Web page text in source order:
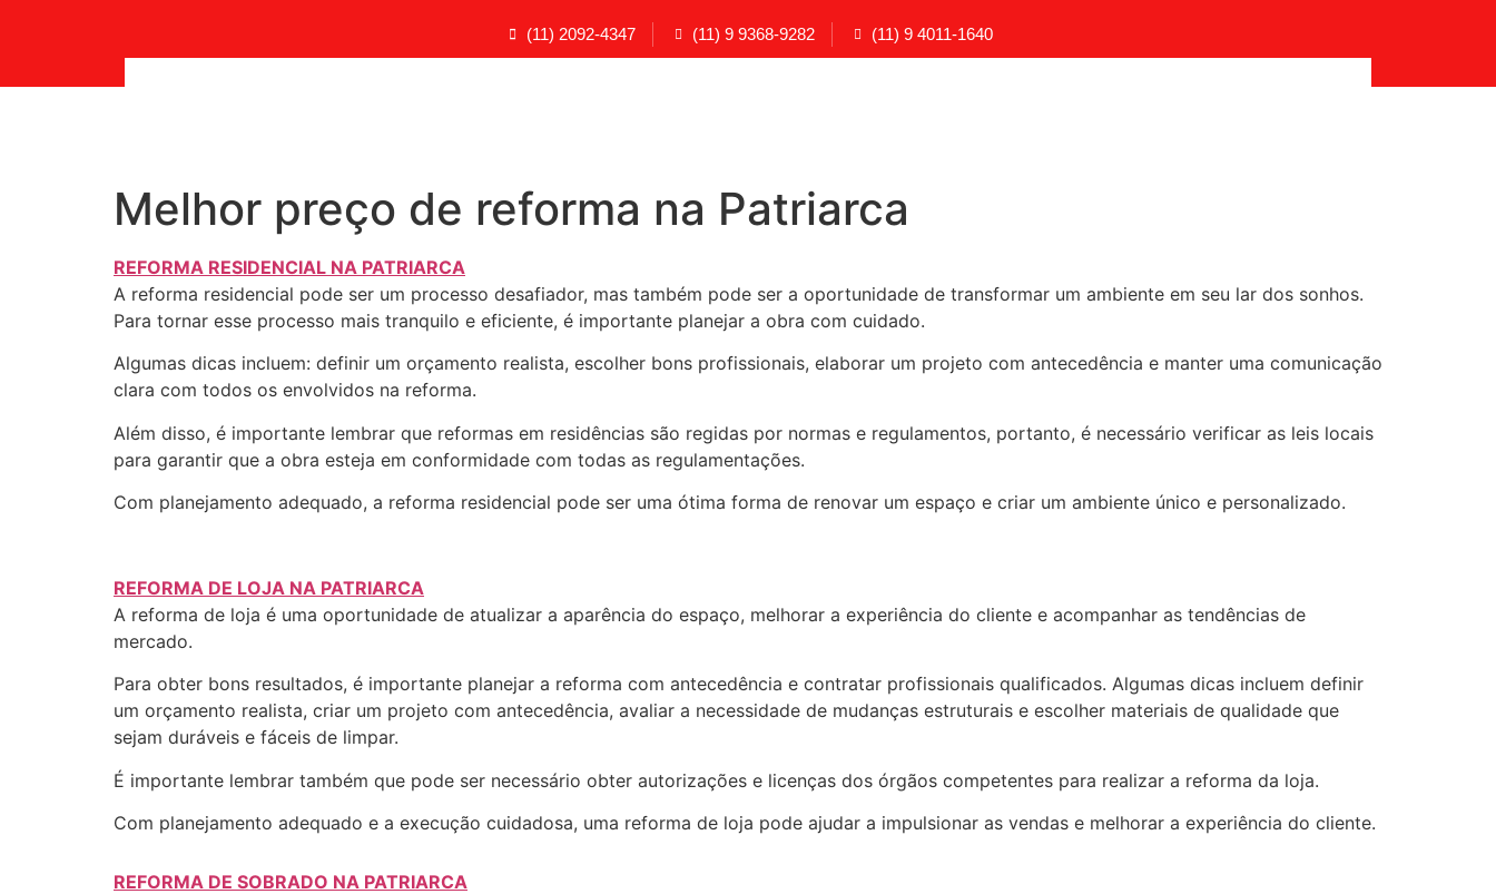
(11) 2092-4347 (11) 9 9368-9282 (11) 9 4011-1640
Melhor preço de reforma na Patriarca
REFORMA RESIDENCIAL NA PATRIARCA
A reforma residencial pode ser um processo desafiador, mas também pode ser a oportunidade de transformar um ambiente em seu lar dos sonhos.
Para tornar esse processo mais tranquilo e eficiente, é importante planejar a obra com cuidado.
Algumas dicas incluem: definir um orçamento realista, escolher bons profissionais, elaborar um projeto com antecedência e manter uma comunicação
clara com todos os envolvidos na reforma.
Além disso, é importante lembrar que reformas em residências são regidas por normas e regulamentos, portanto, é necessário verificar as leis locais
para garantir que a obra esteja em conformidade com todas as regulamentações.
Com planejamento adequado, a reforma residencial pode ser uma ótima forma de renovar um espaço e criar um ambiente único e personalizado.
REFORMA DE LOJA NA PATRIARCA
A reforma de loja é uma oportunidade de atualizar a aparência do espaço, melhorar a experiência do cliente e acompanhar as tendências de
mercado.
Para obter bons resultados, é importante planejar a reforma com antecedência e contratar profissionais qualificados. Algumas dicas incluem definir
um orçamento realista, criar um projeto com antecedência, avaliar a necessidade de mudanças estruturais e escolher materiais de qualidade que
sejam duráveis e fáceis de limpar.
É importante lembrar também que pode ser necessário obter autorizações e licenças dos órgãos competentes para realizar a reforma da loja.
Com planejamento adequado e a execução cuidadosa, uma reforma de loja pode ajudar a impulsionar as vendas e melhorar a experiência do cliente.
REFORMA DE SOBRADO NA PATRIARCA